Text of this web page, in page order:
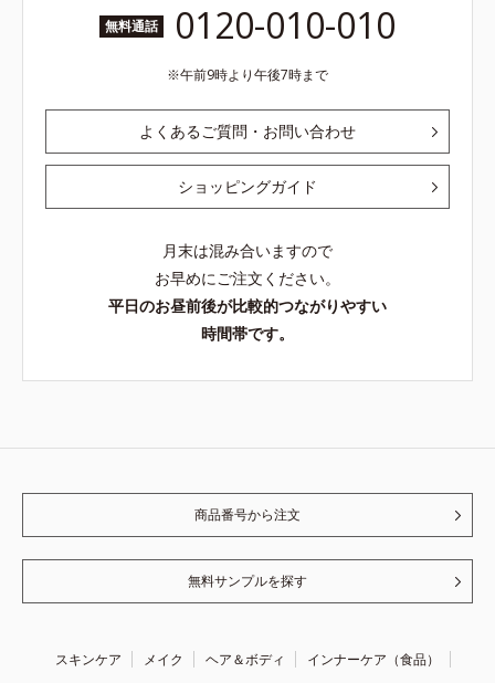
無料通話 0120-010-010
午前9時より午後7時まで
よくあるご質問・お問い合わせ
ショッピングガイド
月末は混み合いますので
お早めにご注文ください。
平日のお昼前後が比較的つながりやすい
時間帯です。
商品番号から注文
無料サンプルを探す
スキンケア メイク ヘア＆ボディ
インナーケア（食品）